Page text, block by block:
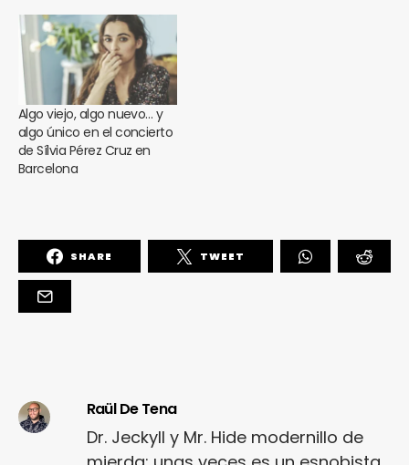
Algo viejo, algo nuevo… y
algo único en el concierto
de Sílvia Pérez Cruz en
Barcelona
SHARE TWEET
Raül De Tena
Dr. Jeckyll y Mr. Hide modernillo de